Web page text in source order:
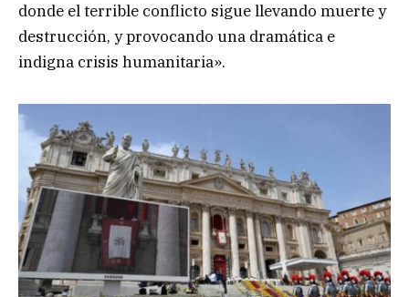
donde el terrible conflicto sigue llevando muerte y
destrucción, y provocando una dramática e
indigna crisis humanitaria».